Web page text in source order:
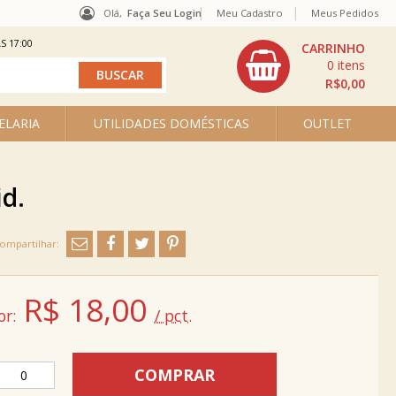
Olá, Faça Seu Login
UTILIDADES DOMÉSTICAS OUTLET
R$0,00
0
Meu Cadastro Meus Pedidos
17:00
R$ 18,00 / pct.